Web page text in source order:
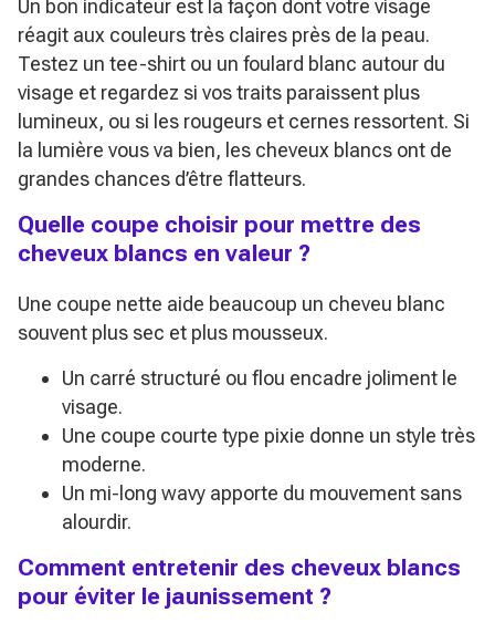
Un bon indicateur est la façon dont votre visage
réagit aux couleurs très claires près de la peau.
Testez un tee-shirt ou un foulard blanc autour du
visage et regardez si vos traits paraissent plus
lumineux, ou si les rougeurs et cernes ressortent. Si
la lumière vous va bien, les cheveux blancs ont de
grandes chances d’être flatteurs.
Quelle coupe choisir pour mettre des
cheveux blancs en valeur ?
Une coupe nette aide beaucoup un cheveu blanc
souvent plus sec et plus mousseux.
Un carré structuré ou flou encadre joliment le
visage.
Une coupe courte type pixie donne un style très
moderne.
Un mi-long wavy apporte du mouvement sans
alourdir.
Comment entretenir des cheveux blancs
pour éviter le jaunissement ?